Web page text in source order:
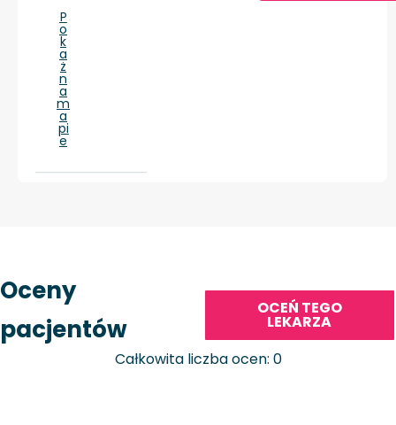
P
o
k
a
ż
n
a
m
a
pi
e
Oceny
pacjentów
OCEŃ TEGO
LEKARZA
Całkowita liczba ocen: 0